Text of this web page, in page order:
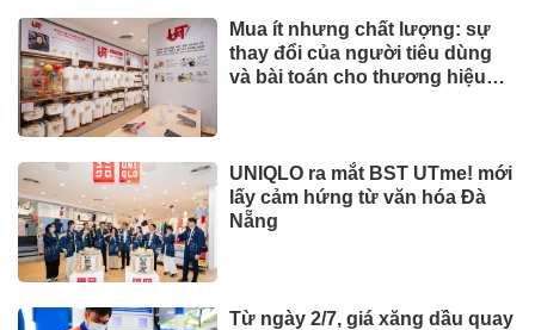
Mua ít nhưng chất lượng: sự
thay đổi của người tiêu dùng
và bài toán cho thương hiệu
UNIQLO ra mắt BST UTme! mới
lấy cảm hứng từ văn hóa Đà
Nẵng
Từ ngày 2/7, giá xăng dầu quay